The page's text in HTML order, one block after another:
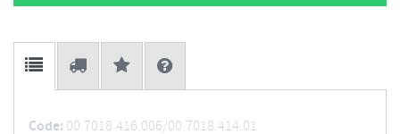
Code: 00.7018.416.006/00.7018.414.01